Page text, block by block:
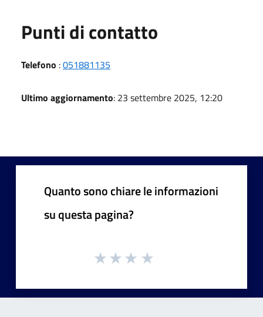
Punti di contatto
Telefono :051881135
Ultimo aggiornamento: 23 settembre 2025, 12:20
Quanto sono chiare le informazioni
su questa pagina?